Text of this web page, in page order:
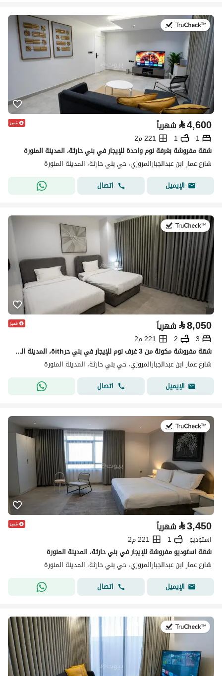
⃁4,600 شهرياً
1
1
221 م2
شقة مفروشة بغرفة نوم واحدة للإيجار في بني حارثة، المدينة المنورة
شارع عمار ابن عبدالجبارالمروزي، حي بني حارثة، المدينة المنورة
الإيميل
اتصال
في:19 يوليو 2026
⃁8,050 شهرياً
3
2
221 م2
شقة مفروشة مكونة من 3 غرف نوم للإيجار في بني حرithة، المدينة المنورة
شارع عمار ابن عبدالجبارالمروزي، حي بني حارثة، المدينة المنورة
الإيميل
اتصال
في:19 يوليو 2026
⃁3,450 شهرياً
استوديو 1
221 م2
شقة استوديو مفروشة للإيجار في بني حارثة، المدينة المنورة
شارع عمار ابن عبدالجبارالمروزي، حي بني حارثة، المدينة المنورة
الإيميل
اتصال
في:19 يوليو 2026